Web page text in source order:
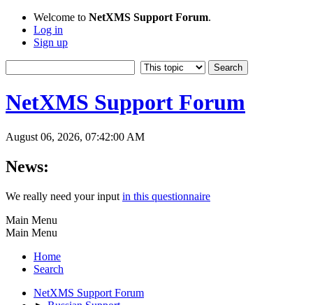
Welcome to NetXMS Support Forum.
Log in
Sign up
NetXMS Support Forum
August 06, 2026, 07:42:00 AM
News:
We really need your input in this questionnaire
Main Menu
Main Menu
Home
Search
NetXMS Support Forum